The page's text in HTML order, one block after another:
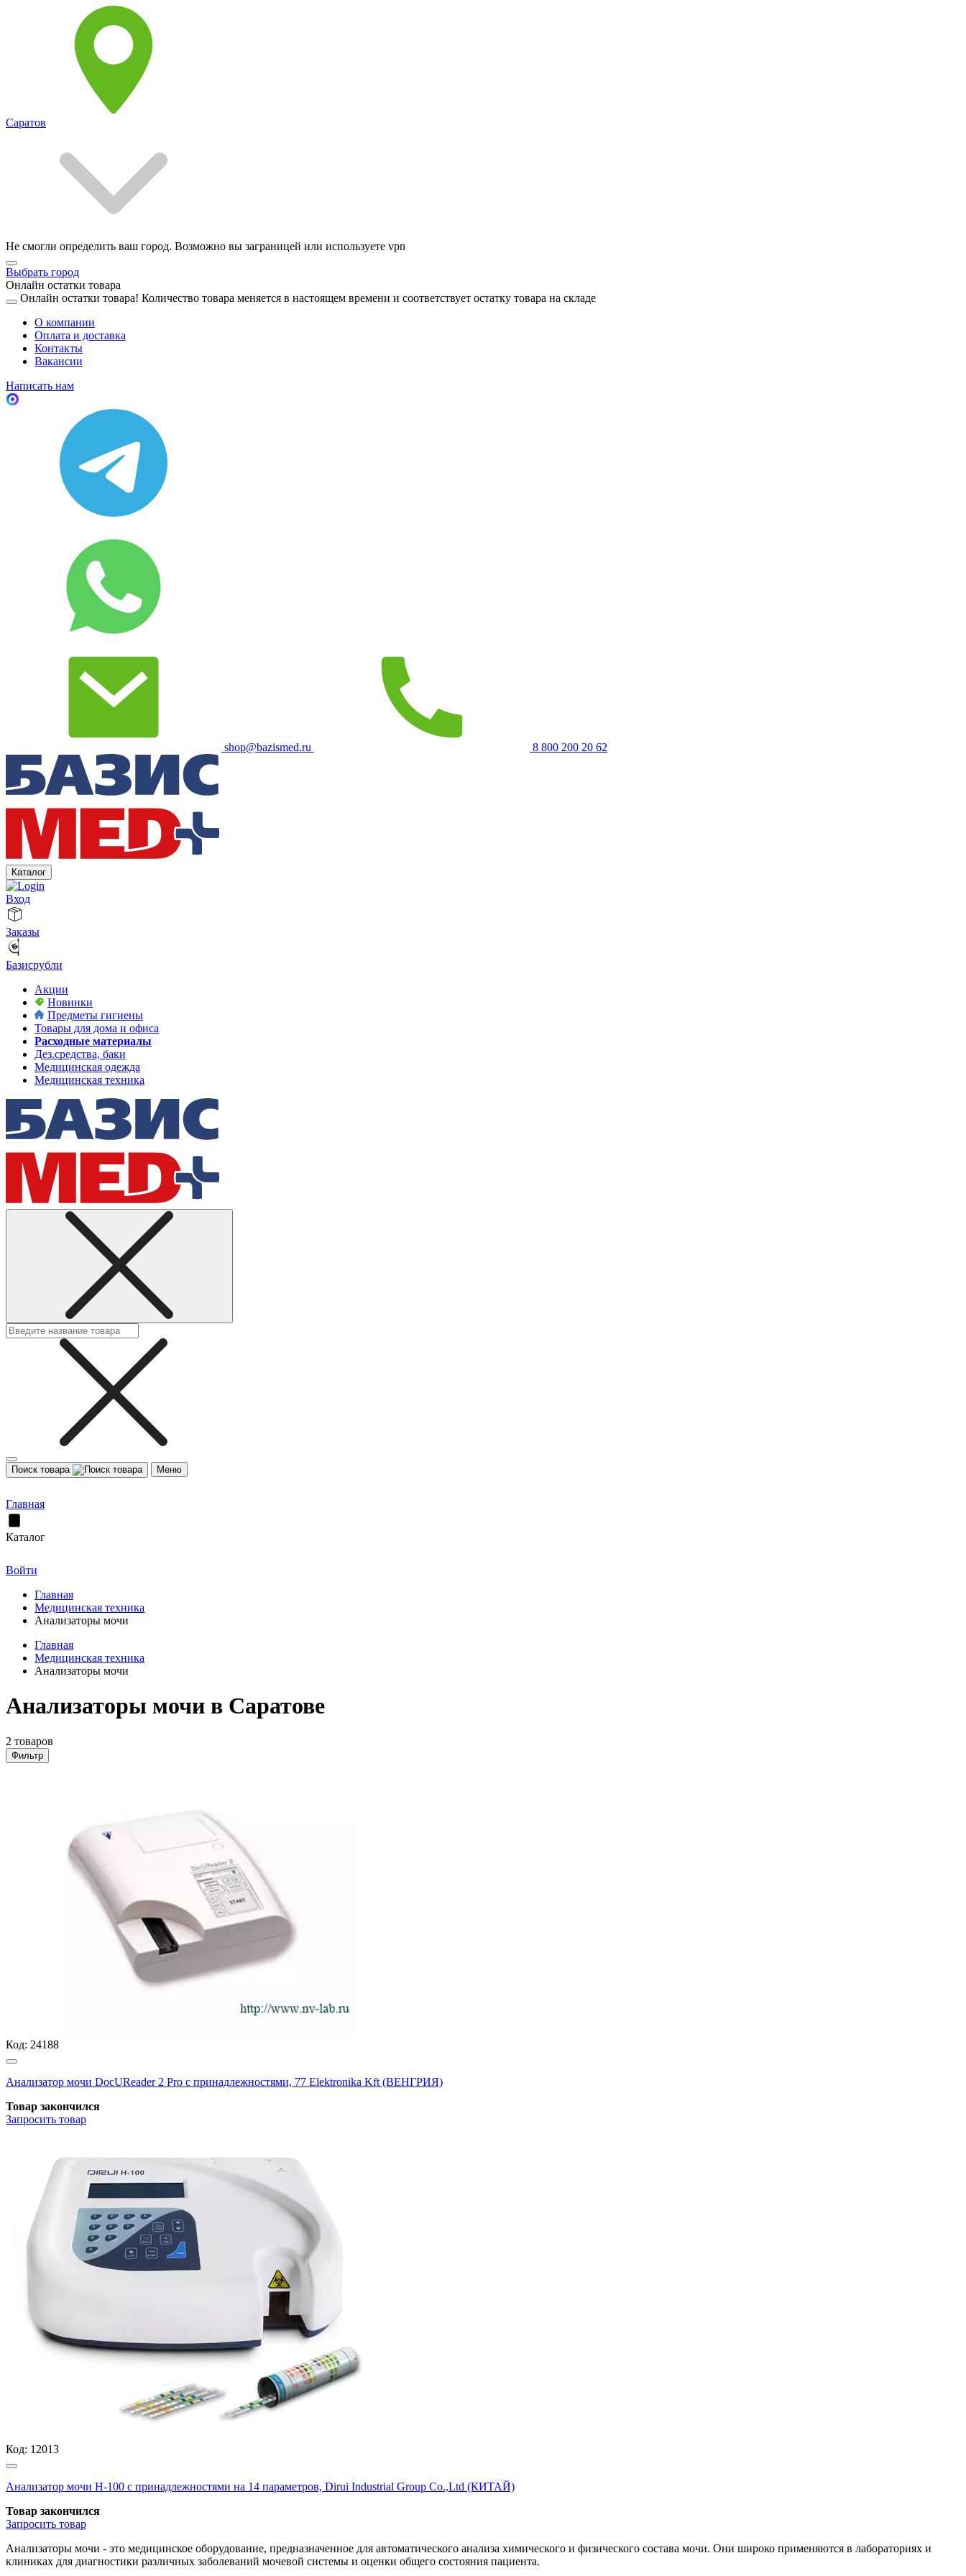
Саратов
Не смогли определить ваш город. Возможно вы заграницей или используете vpn
Выбрать город
Онлайн остатки товара
Онлайн остатки товара! Количество товара меняется в настоящем времени и соответствует остатку товара на складе
О компании
Оплата и доставка
Контакты
Вакансии
Написать нам
shop@bazismed.ru 8 800 200 20 62
Каталог
Вход
Заказы
Базисрубли
Акции
Новинки
Предметы гигиены
Товары для дома и офиса
Расходные материалы
Дез.средства, баки
Медицинская одежда
Медицинская техника
Поиск товара Меню
Главная
Каталог
Войти
Главная
Медицинская техника
Анализаторы мочи
Главная
Медицинская техника
Анализаторы мочи
Анализаторы мочи в Саратове
2 товаров
Фильтр
Код: 24188
Анализатор мочи DocUReader 2 Pro с принадлежностями, 77 Elektronika Kft (ВЕНГРИЯ)
Товар закончился
Запросить товар
Код: 12013
Анализатор мочи Н-100 с принадлежностями на 14 параметров, Dirui Industrial Group Co.,Ltd (КИТАЙ)
Товар закончился
Запросить товар
Анализаторы мочи - это медицинское оборудование, предназначенное для автоматического анализа химического и физического состава мочи. Они широко применяются в лабораториях и
клиниках для диагностики различных заболеваний мочевой системы и оценки общего состояния пациента.